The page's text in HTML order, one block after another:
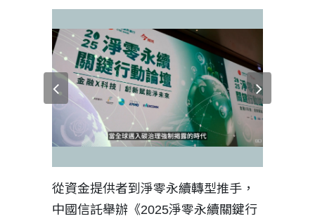
從資金提供者到淨零永續轉型推手，
中國信託舉辦《2025淨零永續關鍵行